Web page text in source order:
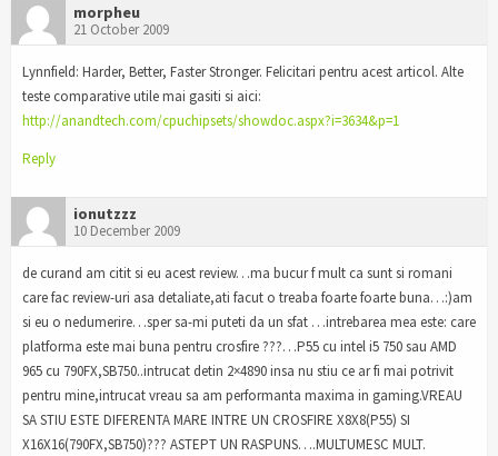
morpheu
21 October 2009
Lynnfield: Harder, Better, Faster Stronger. Felicitari pentru acest articol. Alte
teste comparative utile mai gasiti si aici:
http://anandtech.com/cpuchipsets/showdoc.aspx?i=3634&p=1
Reply
ionutzzz
10 December 2009
de curand am citit si eu acest review…ma bucur f mult ca sunt si romani
care fac review-uri asa detaliate,ati facut o treaba foarte foarte buna…:)am
si eu o nedumerire…sper sa-mi puteti da un sfat …intrebarea mea este: care
platforma este mai buna pentru crosfire ???…P55 cu intel i5 750 sau AMD
965 cu 790FX,SB750..intrucat detin 2×4890 insa nu stiu ce ar fi mai potrivit
pentru mine,intrucat vreau sa am performanta maxima in gaming.VREAU
SA STIU ESTE DIFERENTA MARE INTRE UN CROSFIRE X8X8(P55) SI
X16X16(790FX,SB750)??? ASTEPT UN RASPUNS….MULTUMESC MULT.